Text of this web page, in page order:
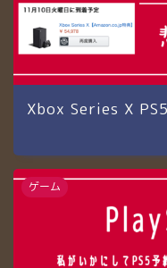
Xbox Series X
ゲーム